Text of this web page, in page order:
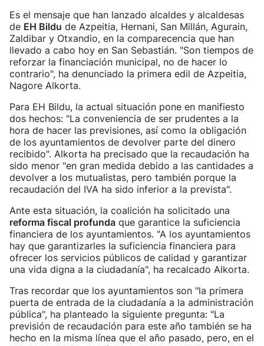
Es el mensaje que han lanzado alcaldes y alcaldesas
de EH Bildu de Azpeitia, Hernani, San Millán, Agurain,
Zaldibar y Otxandio, en la comparecencia que han
llevado a cabo hoy en San Sebastián. "Son tiempos de
reforzar la financiación municipal, no de hacer lo
contrario", ha denunciado la primera edil de Azpeitia,
Nagore Alkorta.
Para EH Bildu, la actual situación pone en manifiesto
dos hechos: "La conveniencia de ser prudentes a la
hora de hacer las previsiones, así como la obligación
de los ayuntamientos de devolver parte del dinero
recibido". Alkorta ha precisado que la recaudación ha
sido menor "en gran medida debido a las cantidades a
devolver a los mutualistas, pero también porque la
recaudación del IVA ha sido inferior a la prevista".
Ante esta situación, la coalición ha solicitado una
reforma fiscal profunda que garantice la suficiencia
financiera de los ayuntamientos. "A los ayuntamientos
hay que garantizarles la suficiencia financiera para
ofrecer los servicios públicos de calidad y garantizar
una vida digna a la ciudadanía", ha recalcado Alkorta.
Tras recordar que los ayuntamientos son "la primera
puerta de entrada de la ciudadanía a la administración
pública", ha planteado la siguiente pregunta: "La
previsión de recaudación para este año también se ha
hecho en la misma línea que el año pasado, pero, en el